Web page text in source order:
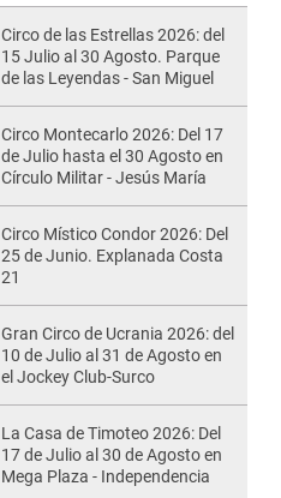
Circo de las Estrellas 2026: del
15 Julio al 30 Agosto. Parque
de las Leyendas - San Miguel
Circo Montecarlo 2026: Del 17
de Julio hasta el 30 Agosto en
Círculo Militar - Jesús María
Circo Místico Condor 2026: Del
25 de Junio. Explanada Costa
21
Gran Circo de Ucrania 2026: del
10 de Julio al 31 de Agosto en
el Jockey Club-Surco
La Casa de Timoteo 2026: Del
17 de Julio al 30 de Agosto en
Mega Plaza - Independencia